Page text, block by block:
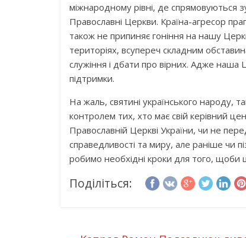
міжнародному рівні, де спрямовуються
Православні Церкви. Країна-агресор
також не припиняє гоніння на нашу
територіях, всупереч складним
служіння і дбати про вірних. Адже
підтримки.
На жаль, святині українського народу,
контролем тих, хто має свій керівний
Православній Церкві України, чи не
справедливості та миру, але раніше чи
робимо необхідні кроки для того, щоби
Поділіться: